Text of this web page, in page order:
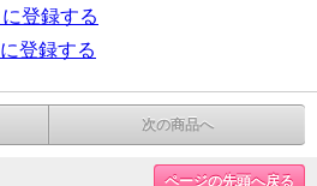
登録する
登録する
次の商品へ
ページの先頭へ戻る